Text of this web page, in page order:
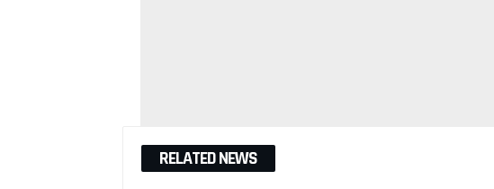
RELATED NEWS